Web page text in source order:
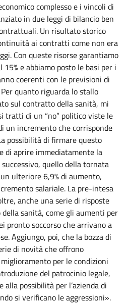
complesso e i vincoli di
in due leggi di bilancio ben
Un risultato storico
ai contratti come non era
Con queste risorse garantiamo
e abbiamo posto le basi per i
coerenti con le previsioni di
quanto riguarda lo stallo
sul contratto della sanità, mi
tratti di un “no” politico viste le
un incremento che corrisponde
possibilità di firmare questo
di aprire immediatamente la
quello della tornata
ulteriore 6,9% di aumento,
salariale. La pre-intesa
anche una serie di risposte
sanità, come gli aumenti per
pronto soccorso che arrivano a
Aggiungo, poi, che la bozza di
di novità che offrono
per le condizioni
del patrocinio legale,
alla possibilità per l’azienda di
si verificano le aggressioni».